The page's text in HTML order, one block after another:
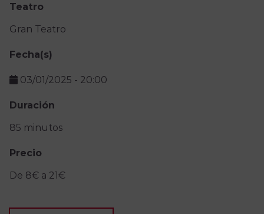
Teatro
Gran Teatro
Fecha(s)
03/01/2025 - 20:00
Duración
85 minutos
Precio
De 8€ a 21€